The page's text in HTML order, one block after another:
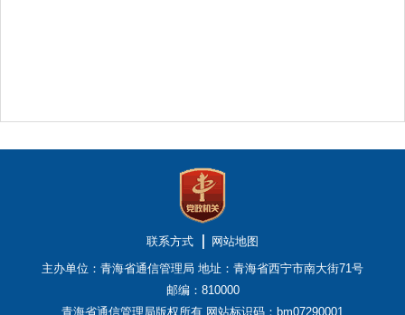
联系方式
网站地图
主办单位：青海省通信管理局 地址：青海省西宁市南大街71号
邮编：810000
青海省通信管理局版权所有 网站标识码：bm07290001